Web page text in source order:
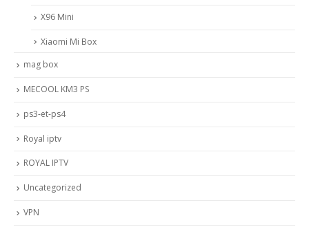
X96 Mini
Xiaomi Mi Box
mag box
MECOOL KM3 PS
ps3-et-ps4
Royal iptv
ROYAL IPTV
Uncategorized
VPN